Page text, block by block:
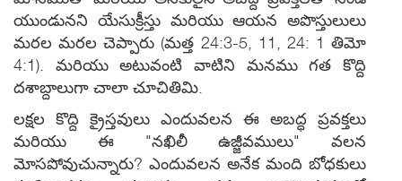
యుండునని యేసుక్రీస్తు మరియు ఆయన అపొస్తులులు
మరల మరల చెప్పారు (మత్త 24:3-5, 11, 24: 1 తిమో
4:1). మరియు అటువంటి వాటిని మనము గత కొద్ది
దశాబ్దాలుగా చాలా చూచితిమి.
లక్షల కొద్ది క్రైస్తవులు ఎందువలన ఈ అబద్ధ ప్రవక్తలు
మరియు ఈ "నఖిలీ ఉజ్జీవములు" వలన
మోసపోవుచున్నారు? ఎందువలన అనేక మంది బోధకులు